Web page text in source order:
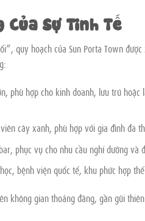
Của Sự Tinh Tế
quy hoạch của Sun Porta Town
phù hợp cho kinh doanh, lưu trú hoặc
cây xanh, phù hợp với gia đình đa
phục vụ cho nhu cầu nghỉ dưỡng và
bệnh viện quốc tế, khu phức hợp
không gian thoáng đãng, gần gũi